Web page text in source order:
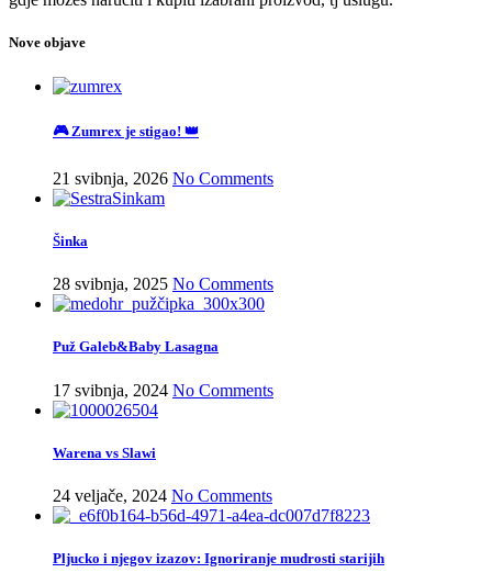
Nove objave
🎮 Zumrex je stigao! 👑
21 svibnja, 2026 No Comments
Šinka
28 svibnja, 2025 No Comments
Puž Galeb&Baby Lasagna
17 svibnja, 2024 No Comments
Warena vs Slawi
24 veljače, 2024 No Comments
Pljucko i njegov izazov: Ignoriranje mudrosti starijih